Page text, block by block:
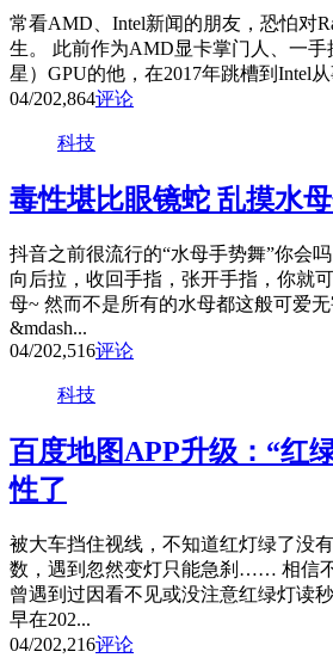
常看AMD、Intel新闻的朋友，恐怕对
生。 此前作为AMD显卡掌门人、一手
星）GPU的他，在2017年跳槽到Intel
04/202,864评论
科技
毒性堪比眼镜蛇 乱摸水
抖音之前很流行的“水母手势舞”你会
向后拉，收回手指，张开手指，你就
母~ 然而不是所有的水母都这般可爱
&mdash...
04/202,516评论
科技
百度地图APP升级：“红
性了
被大车挡住视线，不知道红灯绿了没
数，遇到忽然变灯只能急刹…… 相信
曾遇到过因看不见或没注意红绿灯读
早在202...
04/202,216评论